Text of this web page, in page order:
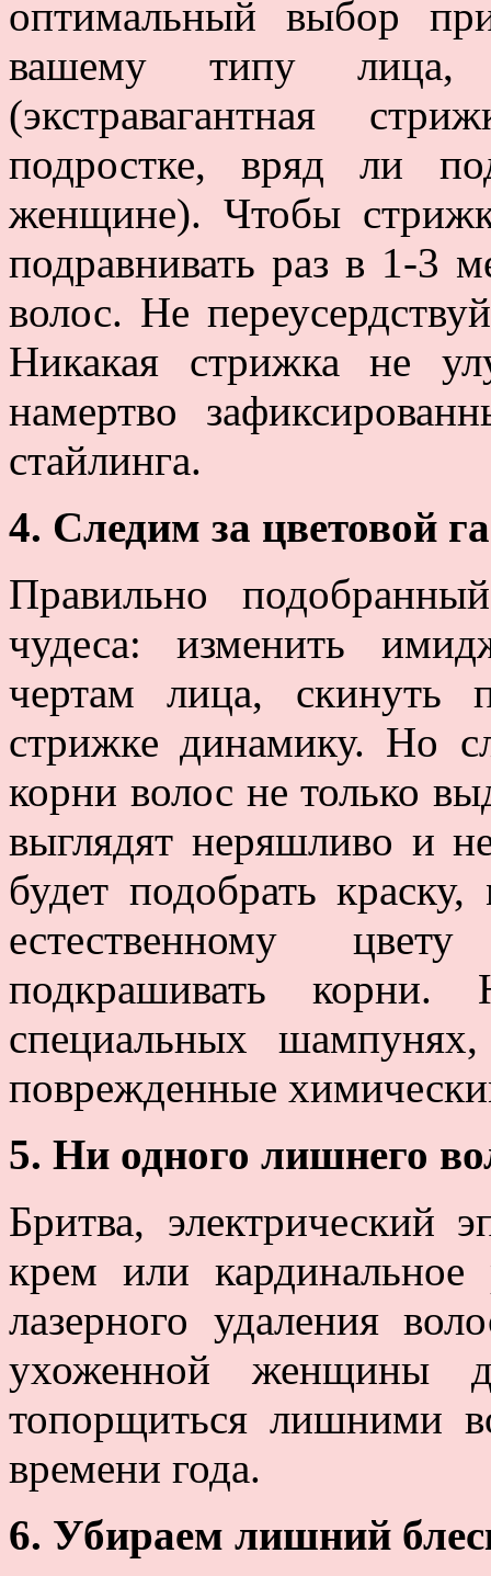
оптимальный выбор
вашему типу
(экстравагантная
подростке, вряд ли
женщине). Чтобы
подравнивать раз в 1-3
волос. Не
Никакая стрижка не
намертво
стайлинга.
4. Следим за цветовой
Правильно
чудеса: изменить
чертам лица, скинуть
стрижке динамику. Но
корни волос не только
выглядят неряшливо и
будет подобрать
естественному
подкрашивать
специальных
поврежденные
5. Ни одного лишнего
Бритва, электрический
крем или
лазерного удаления
ухоженной женщины
топорщиться лишними
времени года.
6. Убираем лишний